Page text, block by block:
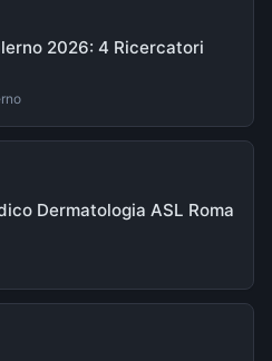
2026: 4 Ricercatori
Dermatologia ASL Roma